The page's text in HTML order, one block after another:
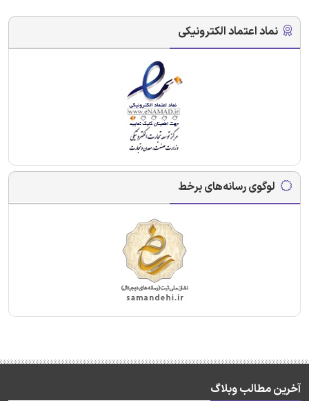
نماد اعتماد الکترونیکی
لوگوی رسانه‌های برخط
آخرین مطالب وبلاگ